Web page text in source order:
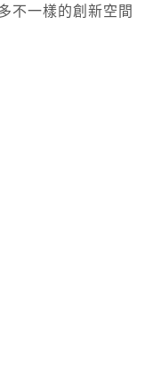
不一樣的創新空間